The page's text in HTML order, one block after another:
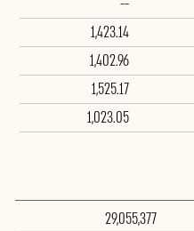
1,423.14
1,402.96
1,525.17
1,023.05
29,055,377